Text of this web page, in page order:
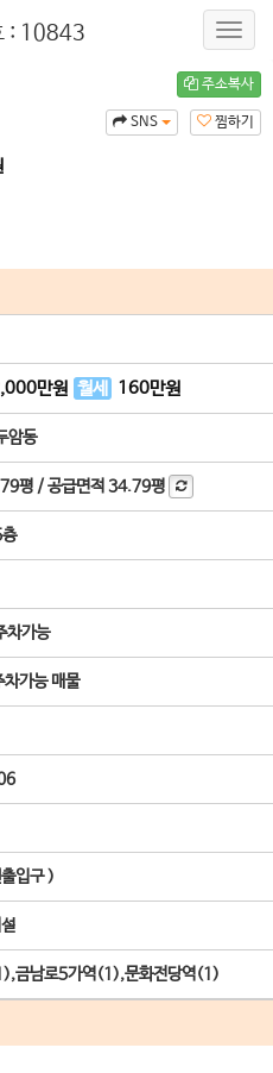
: 10843
주소복사
찜하기
SNS
만원 월세 160만원
암동
평 /공급면적34.79평
층
차가능
가능 매물
입구 )
금남로5가역(1),문화전당역(1)